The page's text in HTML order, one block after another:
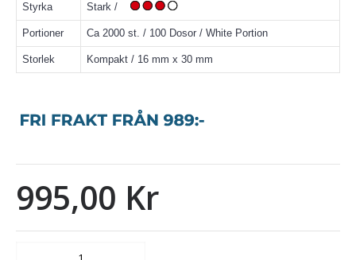
Styrka Stark /
Portioner Ca 2000 st. / 100 Dosor / White Portion
Storlek Kompakt / 16 mm x 30 mm
995,00 Kr